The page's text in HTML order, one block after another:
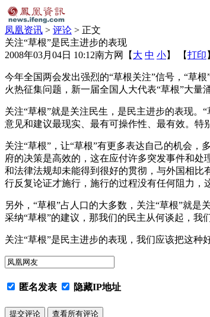
凤凰资讯 > 评论 > 正文
关注“草根”是民主进步的表现
2008年03月04日 10:12南方网 【 大 中 小】 【打印
今年全国两会发出强烈的“草根关注”信号，“草
火热征集问题，新一届全国人大代表“草根”大
关注“草根”就是关注民生，是民主进步的表现
意见和建议最现实、最有可操作性、最有效。特
关注“草根”，让“草根”有更多表达自己的机会
府的决策是高效的，这在应付许多突发事件和
和法律法规却未能得到很好的贯彻，与外国相
行反复论证才施行，施行的过程没有任何阻力，
另外，“草根”占人口的大多数，关注“草根”就
采纳“草根”的建议，那我们的民主从何谈起，我
关注“草根”是民主进步的表现，我们应该把这种
匿名发表 隐藏IP地址